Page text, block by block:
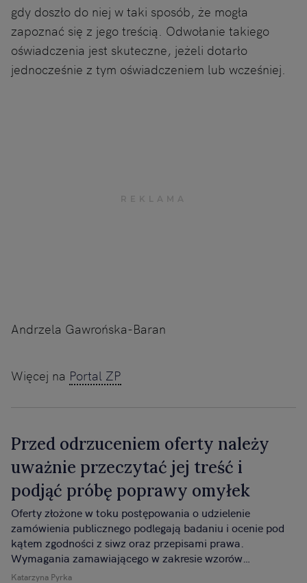
gdy doszło do niej w taki sposób, że mogła
zapoznać się z jego treścią. Odwołanie takiego
oświadczenia jest skuteczne, jeżeli dotarło
jednocześnie z tym oświadczeniem lub wcześniej.
Andrzela Gawrońska-Baran
Więcej na Portal ZP
Przed odrzuceniem oferty należy
uważnie przeczytać jej treść i
podjąć próbę poprawy omyłek
Katarzyna Pyrka
Oferty złożone w toku postępowania o udzielenie
zamówienia publicznego podlegają badaniu i ocenie pod
kątem zgodności z siwz oraz przepisami prawa.
Wymagania zamawiającego w zakresie wzorów
dokumentów, które wykonawca ma wypełnić i złożyć z